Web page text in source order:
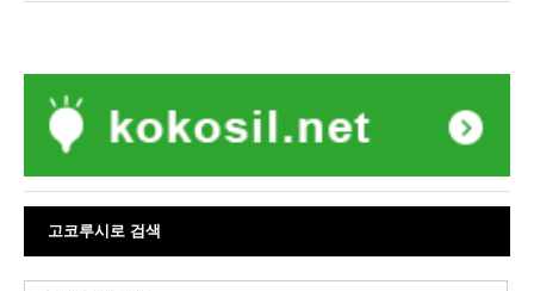
고코루시로 검색